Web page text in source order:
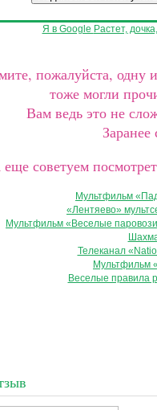
Я в Google Растет,
пожалуйста, одну
тоже могли
Вам ведь это не
Заранее
советуем
Мультфильм
«Лентяево»
Мультфильм «Веселые
Телеканал
Мультфильм
Веселые правила